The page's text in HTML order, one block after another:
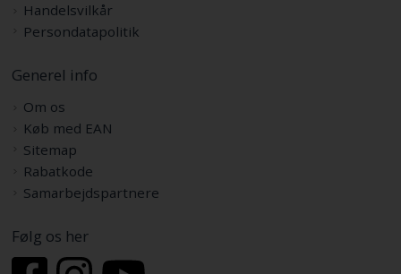
Handelsvilkår
Persondatapolitik
Generel info
Om os
Køb med EAN
Sitemap
Rabatkode
Samarbejdspartnere
Følg os her